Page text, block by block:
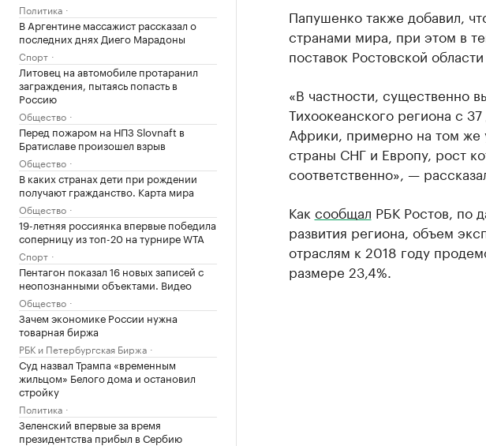
Политика
В Аргентине массажист рассказал о
последних днях Диего Марадоны
Спорт
Литовец на автомобиле протаранил
заграждения, пытаясь попасть в
Россию
Общество
Перед пожаром на НПЗ Slovnaft в
Братиславе произошел взрыв
Общество
В каких странах дети при рождении
получают гражданство. Карта мира
Общество
19-летняя россиянка впервые победила
соперницу из топ-20 на турнире WTA
Спорт
Пентагон показал 16 новых записей с
неопознанными объектами. Видео
Общество
Зачем экономике России нужна
товарная биржа
РБК и Петербургская Биржа
Суд назвал Трампа «временным
жильцом» Белого дома и остановил
стройку
Политика
Зеленский впервые за время
президентства прибыл в Сербию
Папушенко также добавил,
странами мира, при этом в
поставок Ростовской
«В частности, существенно
Тихоокеанского региона с
Африки, примерно на том же
страны СНГ и Европу, рост
соответственно», —
Как сообщал РБК Ростов, по
развития региона, объем
отраслям к 2018 году
размере 23,4%.